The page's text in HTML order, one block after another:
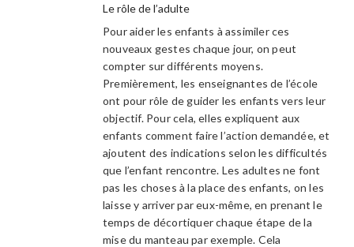
Le rôle de l’adulte
Pour aider les enfants à assimiler ces
nouveaux gestes chaque jour, on peut
compter sur différents moyens.
Premièrement, les enseignantes de l’école
ont pour rôle de guider les enfants vers leur
objectif. Pour cela, elles expliquent aux
enfants comment faire l’action demandée, et
ajoutent des indications selon les difficultés
que l’enfant rencontre. Les adultes ne font
pas les choses à la place des enfants, on les
laisse y arriver par eux-même, en prenant le
temps de décortiquer chaque étape de la
mise du manteau par exemple. Cela